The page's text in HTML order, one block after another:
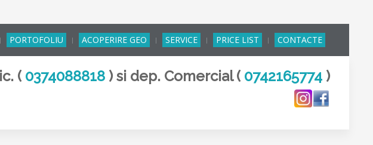
PORTOFOLIU ACOPERIRE GEO SERVICE PRICE LIST CONTACTE
( 0374088818 ) si dep. Comercial (0742165774 )